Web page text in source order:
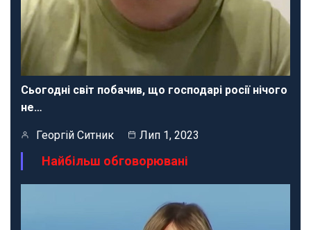
Сьогодні світ побачив, що господарі росії нічого
не…
Георгій Ситник Лип 1, 2023
Найбільш обговорювані